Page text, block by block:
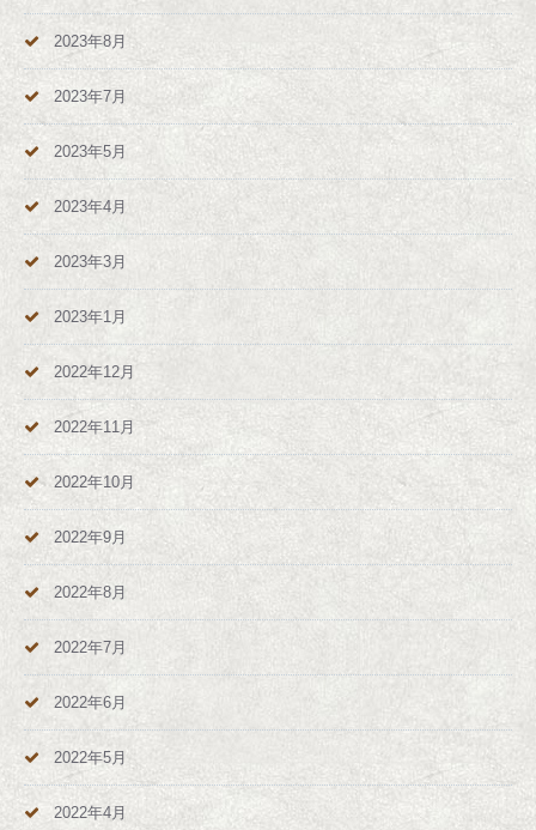
2023年8月
2023年7月
2023年5月
2023年4月
2023年3月
2023年1月
2022年12月
2022年11月
2022年10月
2022年9月
2022年8月
2022年7月
2022年6月
2022年5月
2022年4月